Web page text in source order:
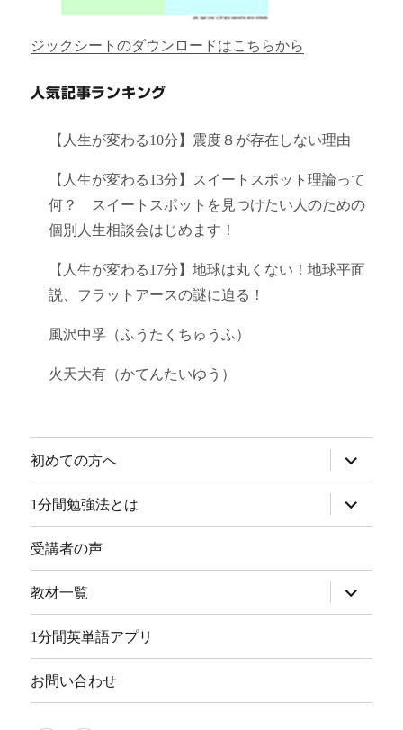
ジックシートのダウンロードはこちらから
人気記事ランキング
【人生が変わる10分】震度８が存在しない理由
【人生が変わる13分】スイートスポット理論って
何？ スイートスポットを見つけたい人のための
個別人生相談会はじめます！
【人生が変わる17分】地球は丸くない！地球平面
説、フラットアースの謎に迫る！
風沢中孚（ふうたくちゅうふ）
火天大有（かてんたいゆう）
初めての方へ
ブ
メ
ニ
ュ
ー
開
1分間勉強法とは
ブ
メ
ー
を
展
開
受講者の声
教材一覧
ブ
メ
ー
開
1分間英単語アプリ
お問い合わせ